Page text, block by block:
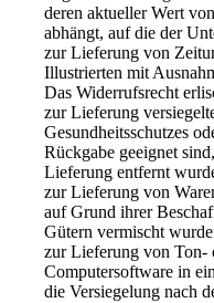
deren aktueller Wert
abhängt, auf die der
zur Lieferung von
Illustrierten mit
Das Widerrufsrecht
zur Lieferung
Gesundheitsschutzes
Rückgabe geeignet
Lieferung entfernt
zur Lieferung von
auf Grund ihrer
Gütern vermischt
zur Lieferung von Ton-
Computersoftware in
die Versiegelung nach